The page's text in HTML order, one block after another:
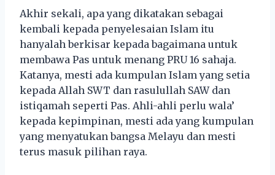
Akhir sekali, apa yang dikatakan sebagai
kembali kepada penyelesaian Islam itu
hanyalah berkisar kepada bagaimana untuk
membawa Pas untuk menang PRU 16 sahaja.
Katanya, mesti ada kumpulan Islam yang setia
kepada Allah SWT dan rasulullah SAW dan
istiqamah seperti Pas. Ahli-ahli perlu wala’
kepada kepimpinan, mesti ada yang kumpulan
yang menyatukan bangsa Melayu dan mesti
terus masuk pilihan raya.